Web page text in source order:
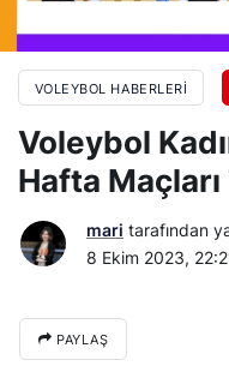
VOLEYBOL HABERLERI
Voleybol
Hafta Maçları
mari tarafından
8 Ekim 2023,
PAYLAŞ